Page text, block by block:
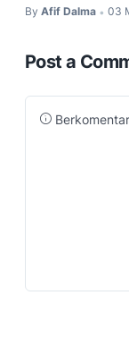
By Afif Dalma • 03
Post a